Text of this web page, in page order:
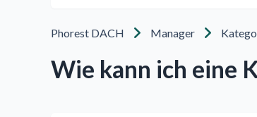
Phorest DACH Manager
Wie kann ich eine